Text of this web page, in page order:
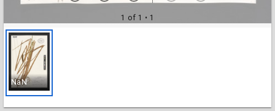
1 of 1 • 1
NaN